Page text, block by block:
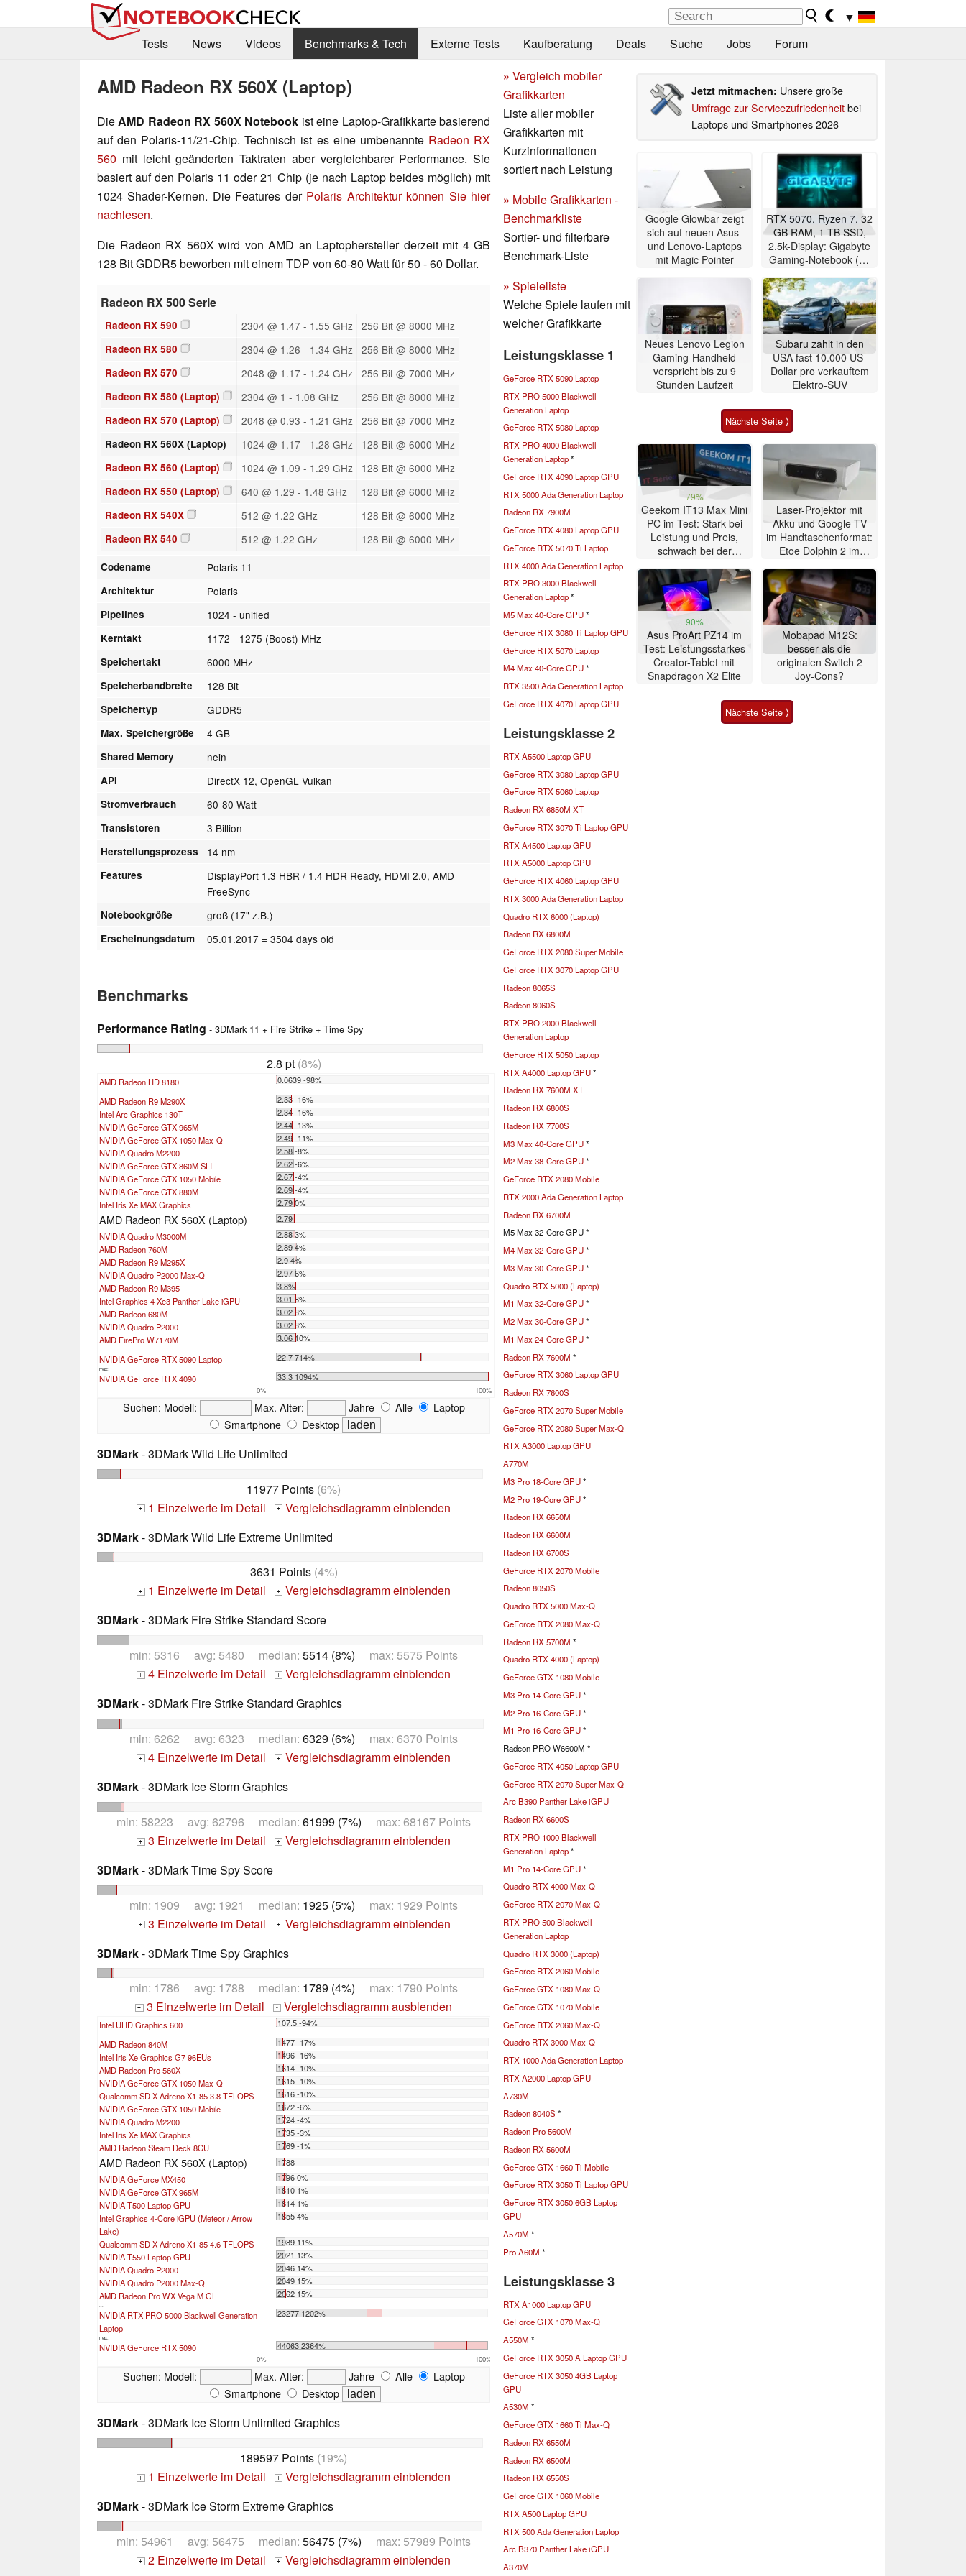
▼
Tests
News Videos Benchmarks & Tech Externe Tests Kaufberatung Deals Suche Jobs Forum
AMD Radeon RX 560X (Laptop)
DieAMD Radeon RX 560X Notebook ist eine Laptop-Grafikkarte basierend
auf den Polaris-11/21-Chip. Technisch ist es eine umbenannte Radeon RX
560 mit leicht geänderten Taktraten aber vergleichbarer Performance. Sie
basiert auf den Polaris 11 oder 21 Chip (je nach Laptop beides möglich) mit
1024 Shader-Kernen. Die Features der Polaris Architektur können Sie hier
nachlesen.
Die Radeon RX 560X wird von AMD an Laptophersteller derzeit mit 4 GB
128 Bit GDDR5 beworben mit einem TDP von 60-80 Watt für 50 - 60 Dollar.
Radeon RX 500 Serie
Radeon RX 590 2304 @ 1.47 - 1.55 GHz 256 Bit @ 8000 MHz
Radeon RX 580 2304 @ 1.26 - 1.34 GHz 256 Bit @ 8000 MHz
Radeon RX 570 2048 @ 1.17 - 1.24 GHz 256 Bit @ 7000 MHz
Radeon RX 580 (Laptop) 2304 @ 1 - 1.08 GHz 256 Bit @ 8000 MHz
Radeon RX 570 (Laptop) 2048 @ 0.93 - 1.21 GHz 256 Bit @ 7000 MHz
Radeon RX 560X (Laptop) 1024 @ 1.17 - 1.28 GHz 128 Bit @ 6000 MHz
Radeon RX 560 (Laptop) 1024 @ 1.09 - 1.29 GHz 128 Bit @ 6000 MHz
Radeon RX 550 (Laptop) 640 @ 1.29 - 1.48 GHz 128 Bit @ 6000 MHz
Radeon RX 540X 512 @ 1.22 GHz 128 Bit @ 6000 MHz
Radeon RX 540 512 @ 1.22 GHz 128 Bit @ 6000 MHz
Codename Polaris 11
Architektur Polaris
Pipelines 1024 - unified
Kerntakt 1172 - 1275 (Boost) MHz
Speichertakt 6000 MHz
Speicherbandbreite 128 Bit
Speichertyp GDDR5
Max. Speichergröße 4 GB
Shared Memory nein
API DirectX 12, OpenGL Vulkan
Stromverbrauch 60-80 Watt
Transistoren 3 Billion
Herstellungsprozess 14 nm
Features
DisplayPort 1.3 HBR / 1.4 HDR Ready, HDMI 2.0, AMD
FreeSync
Notebookgröße groß (17" z.B.)
Erscheinungsdatum 05.01.2017 = 3504 days old
Benchmarks
Performance Rating - 3DMark 11 + Fire Strike + Time Spy
2.8 pt(8%)
AMD Radeon HD 8180 0.0639 -98%
AMD Radeon R9 M290X
2.33 -16%
Intel Arc Graphics 130T
2.34 -16%
NVIDIA GeForce GTX 965M
2.44 -13%
NVIDIA GeForce GTX 1050 Max-Q
2.49 -11%
NVIDIA Quadro M2200
2.58 -8%
NVIDIA GeForce GTX 860M SLI
2.62 -6%
NVIDIA GeForce GTX 1050 Mobile
2.67 -4%
NVIDIA GeForce GTX 880M
2.69 -4%
Intel Iris Xe MAX Graphics
2.79 0%
AMD Radeon RX 560X (Laptop)
2.79
NVIDIA Quadro M3000M
2.88 3%
AMD Radeon 760M
2.89 4%
AMD Radeon R9 M295X
2.9 4%
NVIDIA Quadro P2000 Max-Q
2.97 6%
AMD Radeon R9 M395
3 8%
Intel Graphics 4 Xe3 Panther Lake iGPU
3.01 8%
AMD Radeon 680M
3.02 8%
NVIDIA Quadro P2000
3.02 8%
AMD FirePro W7170M
3.06 10%
NVIDIA GeForce RTX 5090 Laptop 22.7 714%
max:
NVIDIA GeForce RTX 4090 33.3 1094%
0% 100%
Suchen: Modell: Max. Alter: Jahre Alle
Laptop
Smartphone
Desktop
3DMark- 3DMark Wild Life Unlimited
11977 Points (6%)
+ 1 Einzelwerte im Detail +
Vergleichsdiagramm einblenden
3DMark- 3DMark Wild Life Extreme Unlimited
3631 Points(4%)
+ 1 Einzelwerte im Detail +
Vergleichsdiagramm einblenden
3DMark- 3DMark Fire Strike Standard Score
min: 5316 avg: 5480 median: 5514 (8%) max: 5575 Points
+ 4 Einzelwerte im Detail +
Vergleichsdiagramm einblenden
3DMark- 3DMark Fire Strike Standard Graphics
min: 6262 avg: 6323 median: 6329 (6%) max: 6370 Points
+ 4 Einzelwerte im Detail +
Vergleichsdiagramm einblenden
3DMark- 3DMark Ice Storm Graphics
min: 58223 avg: 62796 median: 61999 (7%) max: 68167 Points
+ 3 Einzelwerte im Detail +
Vergleichsdiagramm einblenden
3DMark- 3DMark Time Spy Score
min: 1909 avg: 1921 median: 1925 (5%) max: 1929 Points
+ 3 Einzelwerte im Detail +
Vergleichsdiagramm einblenden
3DMark- 3DMark Time Spy Graphics
min: 1786 avg: 1788 median: 1789 (4%) max: 1790 Points
+ 3 Einzelwerte im Detail - Vergleichsdiagramm ausblenden
Intel UHD Graphics 600 107.5 -94%
...
AMD Radeon 840M
1477 -17%
Intel Iris Xe Graphics G7 96EUs
1496 -16%
AMD Radeon Pro 560X
1614 -10%
NVIDIA GeForce GTX 1050 Max-Q
1615 -10%
Qualcomm SD X Adreno X1-85 3.8 TFLOPS
1616 -10%
NVIDIA GeForce GTX 1050 Mobile
1672 -6%
NVIDIA Quadro M2200
1724 -4%
Intel Iris Xe MAX Graphics
1735 -3%
AMD Radeon Steam Deck 8CU
1769 -1%
AMD Radeon RX 560X (Laptop)
1788
NVIDIA GeForce MX450
1796 0%
NVIDIA GeForce GTX 965M
1810 1%
NVIDIA T500 Laptop GPU
1814 1%
Intel Graphics 4-Core iGPU (Meteor / Arrow
Lake)
1855 4%
Qualcomm SD X Adreno X1-85 4.6 TFLOPS
1989 11%
NVIDIA T550 Laptop GPU
2021 13%
NVIDIA Quadro P2000
2046 14%
NVIDIA Quadro P2000 Max-Q
2049 15%
AMD Radeon Pro WX Vega M GL
2062 15%
...
NVIDIA RTX PRO 5000 Blackwell Generation
Laptop
23277 1202%
max:
NVIDIA GeForce RTX 5090 44063 2364%
0% 100%
Suchen: Modell: Max. Alter: Jahre Alle
Laptop
Smartphone
Desktop
3DMark- 3DMark Ice Storm Unlimited Graphics
189597 Points (19%)
+ 1 Einzelwerte im Detail +
Vergleichsdiagramm einblenden
3DMark- 3DMark Ice Storm Extreme Graphics
min: 54961 avg: 56475 median: 56475 (7%) max: 57989 Points
+ 2 Einzelwerte im Detail + Vergleichsdiagramm einblenden
» Vergleich mobiler
Grafikkarten
Liste aller mobiler
Grafikkarten mit
Kurzinformationen
sortiert nach Leistung
» Mobile Grafikkarten -
Benchmarkliste
Sortier- und filterbare
Benchmark-Liste
» Spieleliste
Welche Spiele laufen mit
welcher Grafikkarte
Leistungsklasse 1
GeForce RTX 5090 Laptop
RTX PRO 5000 Blackwell
Generation Laptop
GeForce RTX 5080 Laptop
RTX PRO 4000 Blackwell
Generation Laptop*
GeForce RTX 4090 Laptop GPU
RTX 5000 Ada Generation Laptop
Radeon RX 7900M
GeForce RTX 4080 Laptop GPU
GeForce RTX 5070 Ti Laptop
RTX 4000 Ada Generation Laptop
RTX PRO 3000 Blackwell
Generation Laptop*
M5 Max 40-Core GPU*
GeForce RTX 3080 Ti Laptop GPU
GeForce RTX 5070 Laptop
M4 Max 40-Core GPU*
RTX 3500 Ada Generation Laptop
GeForce RTX 4070 Laptop GPU
Leistungsklasse 2
RTX A5500 Laptop GPU
GeForce RTX 3080 Laptop GPU
GeForce RTX 5060 Laptop
Radeon RX 6850M XT
GeForce RTX 3070 Ti Laptop GPU
RTX A4500 Laptop GPU
RTX A5000 Laptop GPU
GeForce RTX 4060 Laptop GPU
RTX 3000 Ada Generation Laptop
Quadro RTX 6000 (Laptop)
Radeon RX 6800M
GeForce RTX 2080 Super Mobile
GeForce RTX 3070 Laptop GPU
Radeon 8065S
Radeon 8060S
RTX PRO 2000 Blackwell
Generation Laptop
GeForce RTX 5050 Laptop
RTX A4000 Laptop GPU*
Radeon RX 7600M XT
Radeon RX 6800S
Radeon RX 7700S
M3 Max 40-Core GPU*
M2 Max 38-Core GPU*
GeForce RTX 2080 Mobile
RTX 2000 Ada Generation Laptop
Radeon RX 6700M
M5 Max 32-Core GPU *
M4 Max 32-Core GPU*
M3 Max 30-Core GPU*
Quadro RTX 5000 (Laptop)
M1 Max 32-Core GPU*
M2 Max 30-Core GPU*
M1 Max 24-Core GPU*
Radeon RX 7600M *
GeForce RTX 3060 Laptop GPU
Radeon RX 7600S
GeForce RTX 2070 Super Mobile
GeForce RTX 2080 Super Max-Q
RTX A3000 Laptop GPU
A770M
M3 Pro 18-Core GPU*
M2 Pro 19-Core GPU*
Radeon RX 6650M
Radeon RX 6600M
Radeon RX 6700S
GeForce RTX 2070 Mobile
Radeon 8050S
Quadro RTX 5000 Max-Q
GeForce RTX 2080 Max-Q
Radeon RX 5700M *
Quadro RTX 4000 (Laptop)
GeForce GTX 1080 Mobile
M3 Pro 14-Core GPU*
M2 Pro 16-Core GPU*
M1 Pro 16-Core GPU*
Radeon PRO W6600M *
GeForce RTX 4050 Laptop GPU
GeForce RTX 2070 Super Max-Q
Arc B390 Panther Lake iGPU
Radeon RX 6600S
RTX PRO 1000 Blackwell
Generation Laptop*
M1 Pro 14-Core GPU*
Quadro RTX 4000 Max-Q
GeForce RTX 2070 Max-Q
RTX PRO 500 Blackwell
Generation Laptop
Quadro RTX 3000 (Laptop)
GeForce RTX 2060 Mobile
GeForce GTX 1080 Max-Q
GeForce GTX 1070 Mobile
GeForce RTX 2060 Max-Q
Quadro RTX 3000 Max-Q
RTX 1000 Ada Generation Laptop
RTX A2000 Laptop GPU
A730M
Radeon 8040S *
Radeon Pro 5600M
Radeon RX 5600M
GeForce GTX 1660 Ti Mobile
GeForce RTX 3050 Ti Laptop GPU
GeForce RTX 3050 6GB Laptop
GPU
A570M *
Pro A60M *
Leistungsklasse 3
RTX A1000 Laptop GPU
GeForce GTX 1070 Max-Q
A550M *
GeForce RTX 3050 A Laptop GPU
GeForce RTX 3050 4GB Laptop
GPU
A530M *
GeForce GTX 1660 Ti Max-Q
Radeon RX 6550M
Radeon RX 6500M
Radeon RX 6550S
GeForce GTX 1060 Mobile
RTX A500 Laptop GPU
RTX 500 Ada Generation Laptop
Arc B370 Panther Lake iGPU
A370M
Jetzt mitmachen: Unsere große
Umfrage zur Servicezufriedenheitbei
Laptops und Smartphones 2026
Google Glowbar zeigt
sich auf neuen Asus-
und Lenovo-Laptops
mit Magic Pointer
RTX 5070, Ryzen 7, 32
GB RAM, 1 TB SSD,
2.5k-Display: Gigabyte
Gaming-Notebook (18
Neues Lenovo Legion
Gaming-Handheld
verspricht bis zu 9
Stunden Laufzeit
Subaru zahlt in den
USA fast 10.000 US-
Dollar pro verkauftem
Elektro-SUV
Nächste Seite ⟩
79%
Geekom IT13 Max Mini
PC im Test: Stark bei
Leistung und Preis,
schwach bei der
Laser-Projektor mit
Akku und Google TV
im Handtaschenformat:
Etoe Dolphin 2 im
90%
Asus ProArt PZ14 im
Test: Leistungsstarkes
Creator-Tablet mit
Snapdragon X2 Elite
Mobapad M12S:
besser als die
originalen Switch 2
Joy-Cons?
Nächste Seite ⟩